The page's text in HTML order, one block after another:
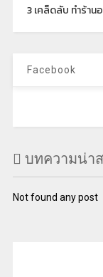
3 เคล็ดลับ ทำร้าน
Facebook
บทความน่า
Not found any post